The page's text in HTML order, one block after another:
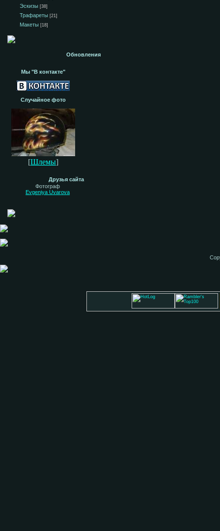
Эскизы [38]
Трафареты [21]
Макеты [18]
Обновления
Мы "В контакте"
Случайное фото
[Шлемы]
Друзья сайта
Фотограф
Evgeniya Uvarova